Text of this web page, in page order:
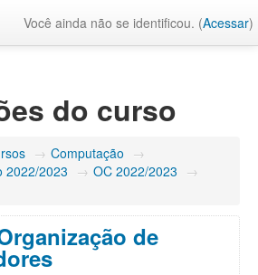
Você ainda não se identificou. (Acessar)
do curso
→ Computação →
2022/2023 → OC 2022/2023 →
de